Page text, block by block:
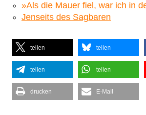
»Als die Mauer fiel, war ich in
Jenseits des Sagbaren
teilen teilen
teilen teilen
drucken E-Mail